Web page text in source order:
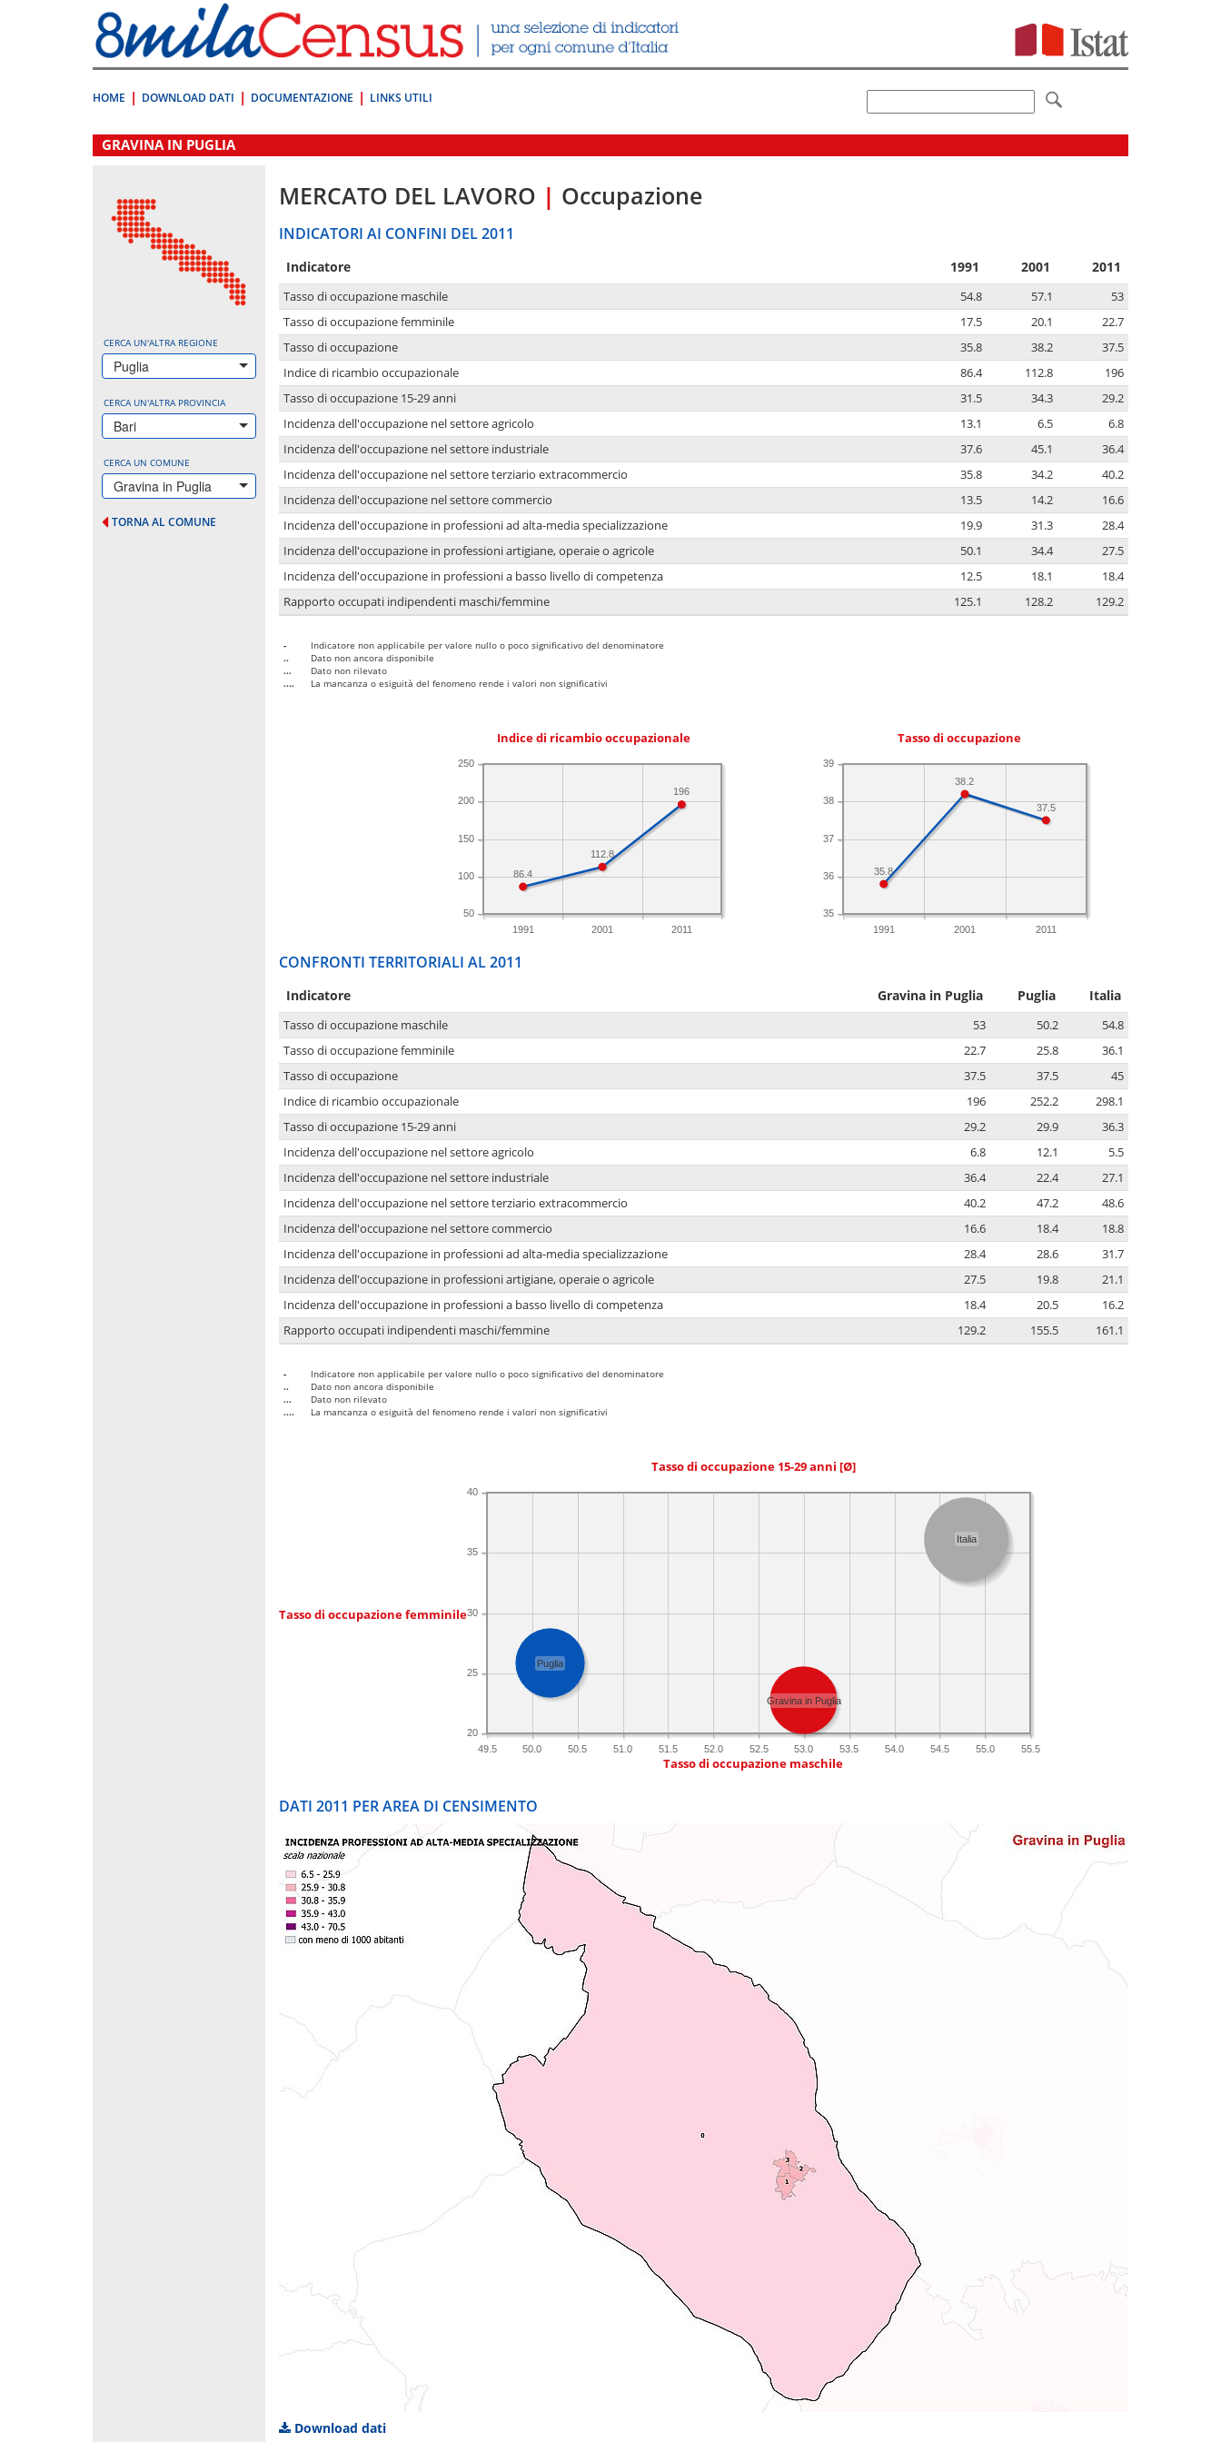
direttamente
a:
Contenuto
HOME DOWNLOAD DATI DOCUMENTAZIONE LINKS UTILI
.
GRAVINA IN PUGLIA
CERCA UN'ALTRA REGIONE
Puglia
CERCA UN'ALTRA PROVINCIA
Bari
CERCA UN COMUNE
Gravina in Puglia
TORNA AL COMUNE
MERCATO DEL LAVORO | Occupazione
INDICATORI AI CONFINI DEL 2011
Indicatore 1991 2001 2011
Tasso di occupazione maschile 54.8 57.1
53
Tasso di occupazione femminile
17.5 20.1
22.7
Tasso di occupazione
35.8 38.2
37.5
Indice di ricambio occupazionale
86.4 112.8
196
Tasso di occupazione 15-29 anni
31.5 34.3
29.2
Incidenza dell'occupazione nel settore agricolo
13.1 6.5
6.8
Incidenza dell'occupazione nel settore industriale
37.6 45.1
36.4
Incidenza dell'occupazione nel settore terziario extracommercio
35.8 34.2
40.2
Incidenza dell'occupazione nel settore commercio
13.5 14.2
16.6
Incidenza dell'occupazione in professioni ad alta-media specializzazione
19.9 31.3
28.4
Incidenza dell'occupazione in professioni artigiane, operaie o agricole
50.1 34.4
27.5
Incidenza dell'occupazione in professioni a basso livello di competenza
12.5 18.1
18.4
Rapporto occupati indipendenti maschi/femmine
125.1 128.2 129.2
-
Indicatore non applicabile per valore nullo o poco significativo del denominatore
..
Dato non ancora disponibile
...
Dato non rilevato
....
La mancanza o esiguità del fenomeno rende i valori non significativi
Indice di ricambio occupazionale
1991 2001 2011
50
100
150
200
250
196
112.8
86.4
Tasso di occupazione
1991 2001 2011
35
36
37
38
39
37.5
38.2
35.8
CONFRONTI TERRITORIALI AL 2011
Indicatore Gravina in Puglia Puglia Italia
Tasso di occupazione maschile 53 50.2
54.8
Tasso di occupazione femminile
22.7 25.8
36.1
Tasso di occupazione
37.5 37.5
45
Indice di ricambio occupazionale
196 252.2
298.1
Tasso di occupazione 15-29 anni
29.2 29.9
36.3
Incidenza dell'occupazione nel settore agricolo
6.8 12.1
5.5
Incidenza dell'occupazione nel settore industriale
36.4 22.4
27.1
Incidenza dell'occupazione nel settore terziario extracommercio
40.2 47.2
48.6
Incidenza dell'occupazione nel settore commercio
16.6 18.4
18.8
Incidenza dell'occupazione in professioni ad alta-media specializzazione
28.4 28.6
31.7
Incidenza dell'occupazione in professioni artigiane, operaie o agricole
27.5 19.8
21.1
Incidenza dell'occupazione in professioni a basso livello di competenza
18.4 20.5
16.2
Rapporto occupati indipendenti maschi/femmine
129.2 155.5 161.1
-
Indicatore non applicabile per valore nullo o poco significativo del denominatore
..
Dato non ancora disponibile
...
Dato non rilevato
....
La mancanza o esiguità del fenomeno rende i valori non significativi
Tasso di occupazione 15-29 anni [Ø]
Tasso di occupazione femminile
49.5 50.0 50.5 51.0 51.5 52.0 52.5 53.0 53.5 54.0 54.5 55.0 55.5
20
25
30
35
40
Italia
Puglia
Gravina in Puglia
Tasso di occupazione maschile
DATI 2011 PER AREA DI CENSIMENTO
Download dati